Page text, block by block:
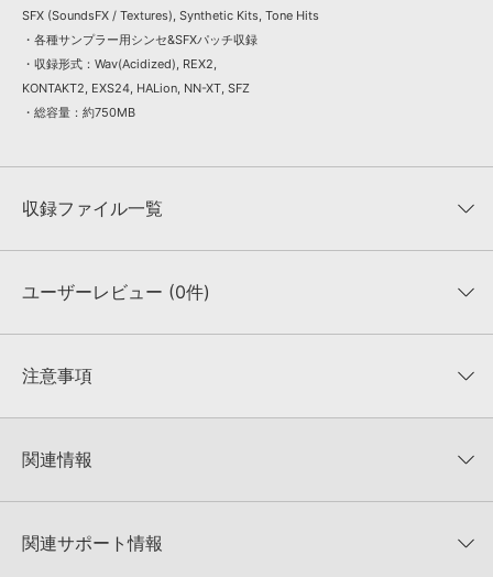
SFX (SoundsFX / Textures), Synthetic Kits, Tone Hits
・各種サンプラー用シンセ&SFXパッチ収録
・収録形式：Wav(Acidized), REX2,
KONTAKT2, EXS24, HALion, NN-XT, SFZ
・総容量：約750MB
収録ファイル一覧
収録ファイル一覧
ユーザーレビュー (0件)
★★★★★
★5
★4
★1
0%
注意事項
KONTAKTフォーマットは、
でお使いいただけます。無償版のKONTAKT PLAYERではお使いい
4GBを超えるデータに関するご注意：
FAT32でフォーマットされた
関連情報
マーセール！
関連サポート情報